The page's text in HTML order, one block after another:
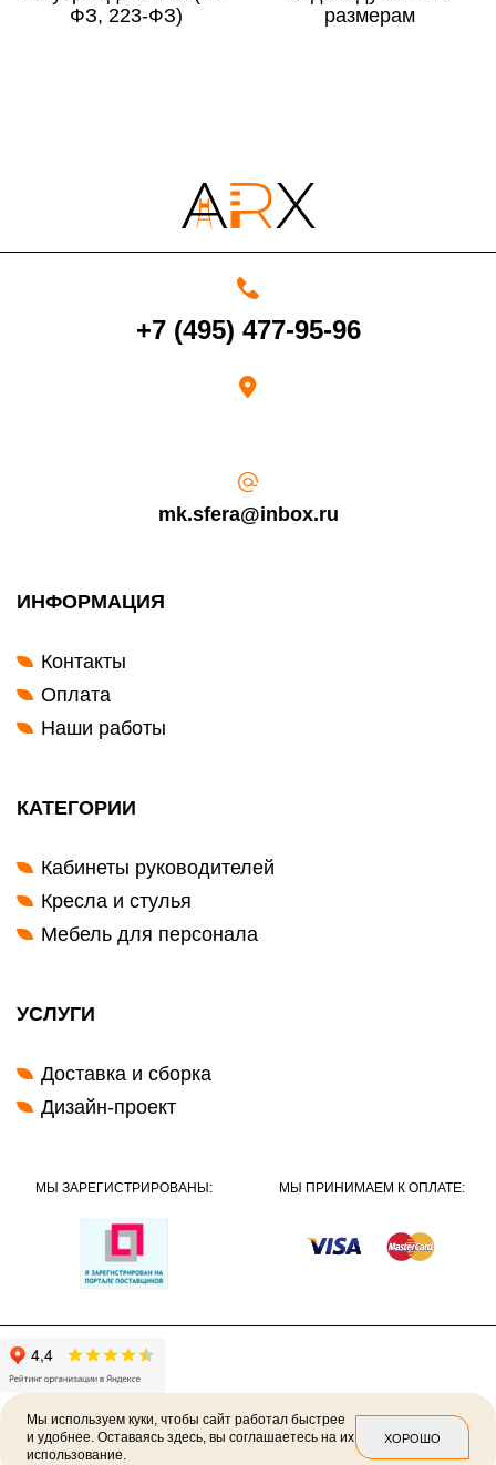
Срок возврата товара надлежащего качества составляет 30 дней с
счет в течение 5-30 рабочих дней (срок зависит от банка, который
выдал Вашу банковскую карту).
ФЗ, 223-ФЗ)
размерам
+7 (495) 477-95-96
mk.sfera@inbox.ru
ИНФОРМАЦИЯ
Контакты
Оплата
Наши работы
КАТЕГОРИИ
Кабинеты руководителей
Кресла и стулья
Мебель для персонала
УСЛУГИ
Доставка и сборка
Дизайн-проект
МЫ ЗАРЕГИСТРИРОВАНЫ: МЫ ПРИНИМАЕМ К ОПЛАТЕ:
2026 © Политика конфиденциальности
Мы используем куки, чтобы сайт работал быстрее
и удобнее. Оставаясь здесь, вы соглашаетесь на их
использование.
ХОРОШО